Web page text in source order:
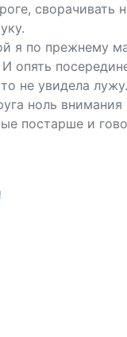
я по прежнему
опять
не увидела лужу.
ноль
постарше и